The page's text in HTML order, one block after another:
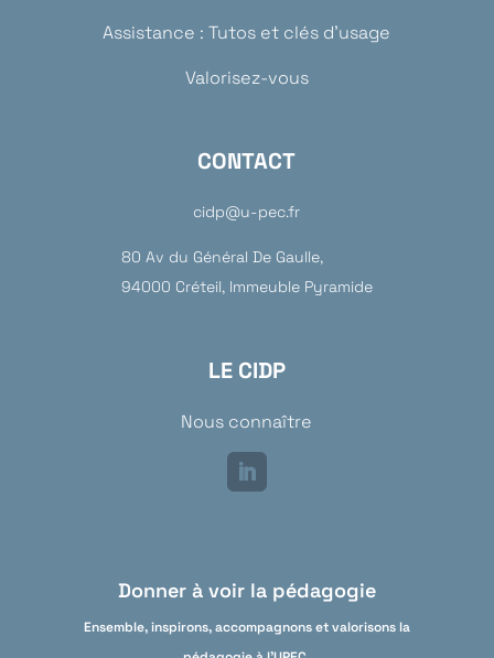
Assistance : Tutos et clés d’usage
Valorisez-vous
CONTACT
cidp@u-pec.fr
80 Av du Général De Gaulle,
94000 Créteil, Immeuble Pyramide
LE CIDP
Nous connaître
Donner à voir la pédagogie
Ensemble, inspirons, accompagnons et valorisons la